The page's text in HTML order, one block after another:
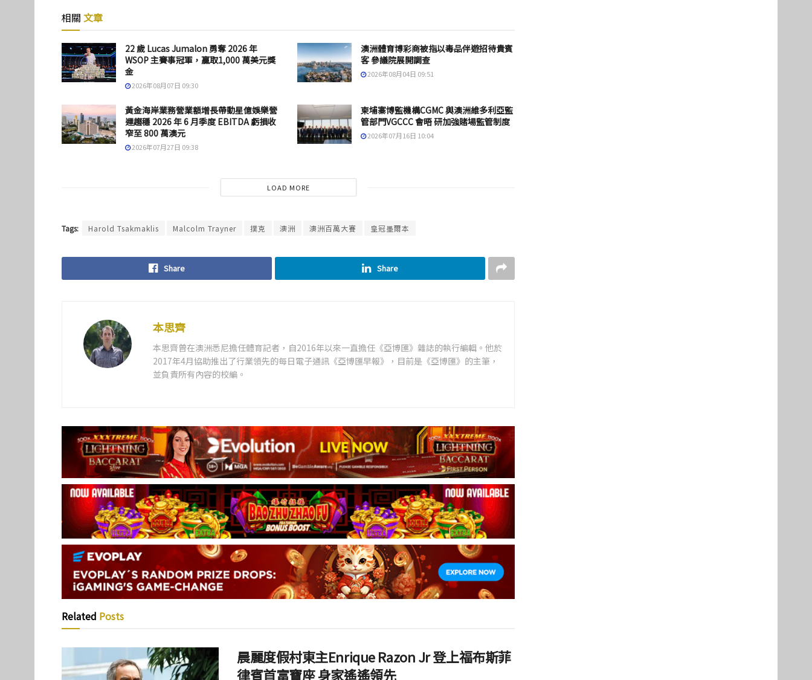
相關 文章
22 歲 Lucas Jumalon 勇奪 2026 年
WSOP 主賽事冠軍，贏取1,000 萬美元獎
金
2026年08月07日 09:30
澳洲體育博彩商被指以毒品伴遊招待貴賓
客 參議院展開調查
2026年08月04日 09:51
黃金海岸業務營業額增長帶動星億娛樂營
運趨穩 2026 年 6 月季度 EBITDA 虧損收
窄至 800 萬澳元
2026年07月27日 09:38
柬埔寨博監機構CGMC 與澳洲維多利亞監
管部門VGCCC 會晤 研加強賭場監管制度
2026年07月16日 10:04
LOAD MORE
Tags: Harold Tsakmaklis Malcolm Trayner 撲克 澳洲 澳洲百萬大賽 皇冠墨爾本
Share Share
本思齊
本思齊曾在澳洲悉尼擔任體育記者，自2016年以來一直擔任《亞博匯》雜誌的執行編輯。他於
2017年4月協助推出了行業領先的每日電子通訊《亞博匯早報》，目前是《亞博匯》的主筆，
並負責所有內容的校編。
Related Posts
晨麗度假村東主Enrique Razon Jr 登上福布斯菲
律賓首富寶座 身家遙遙領先